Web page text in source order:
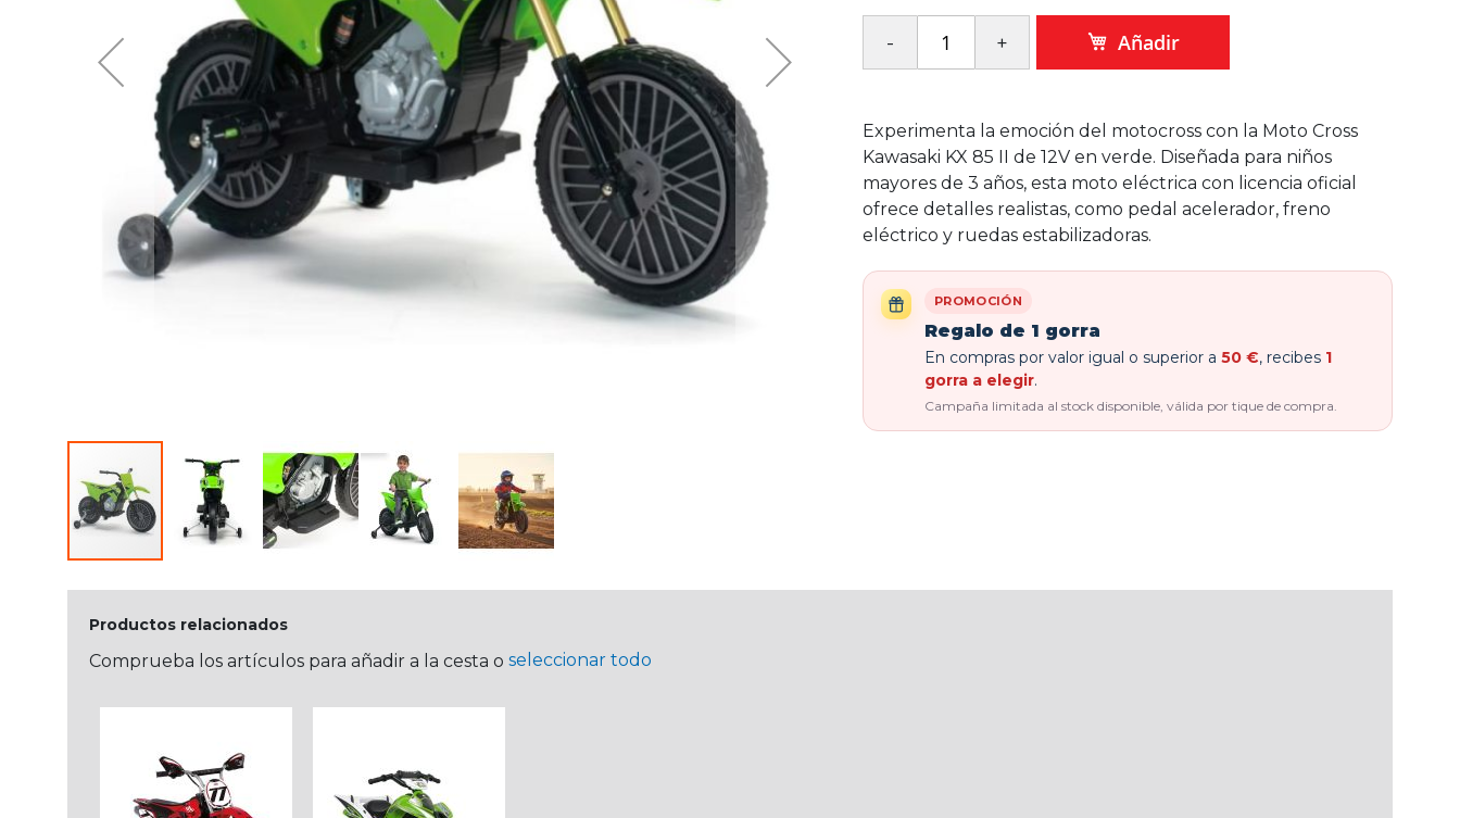
Añadir
Experimenta la emoción del motocross con la Moto Cross
Kawasaki KX 85 II de 12V en verde. Diseñada para niños
mayores de 3 años, esta moto eléctrica con licencia oficial
ofrece detalles realistas, como pedal acelerador, freno
eléctrico y ruedas estabilizadoras.
PROMOCIÓN
Regalo de 1 gorra
En compras por valor igual o superior a 50 €, recibes 1
gorra a elegir.
Campaña limitada al stock disponible, válida por tique de compra.
Productos relacionados
Comprueba los artículos para añadir a la cesta o seleccionar todo